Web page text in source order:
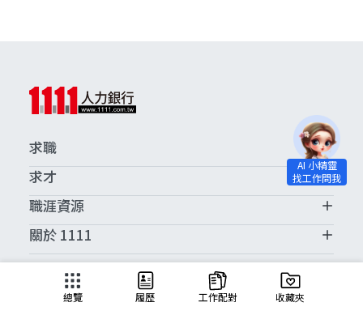
求職
求才
職涯資源
關於 1111
求職服務中心
總覽 履歷 工作配對 收藏夾